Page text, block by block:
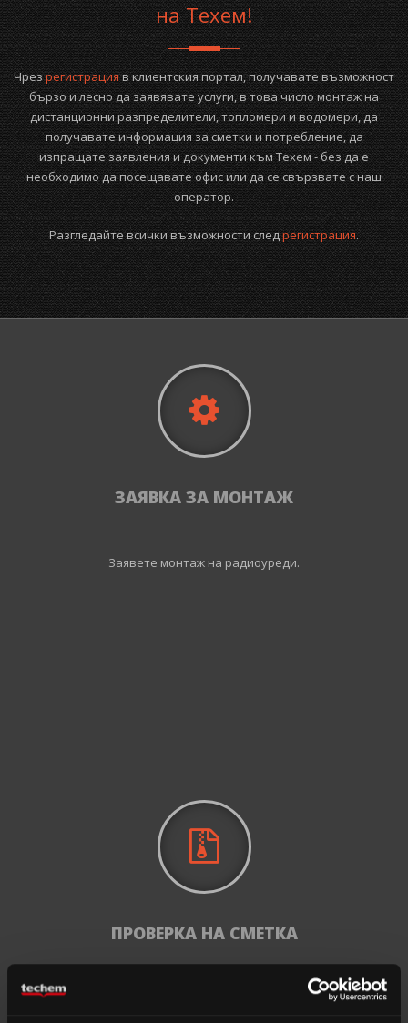
на Техем!
Чрезрегистрацияв клиентския портал, получавате възможност
бързо и лесно да заявявате услуги, в това число монтаж на
дистанционни разпределители, топломери и водомери, да
получавате информация за сметки и потребление, да
изпращате заявления и документи към Техем - без да е
необходимо да посещавате офис или да се свързвате с наш
оператор.
Разгледайте всички възможности следрегистрация.
ЗАЯВКА ЗА МОНТАЖ
Заявете монтаж на радиоуреди.
ПРОВЕРКА НА СМЕТКА
Проверете изравнителната сметка за Вашия имот.